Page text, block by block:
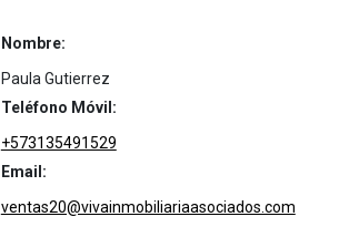
Nombre:
Paula Gutierrez
Teléfono Móvil:
+573135491529
Email:
ventas20@vivainmobiliariaasociados.com